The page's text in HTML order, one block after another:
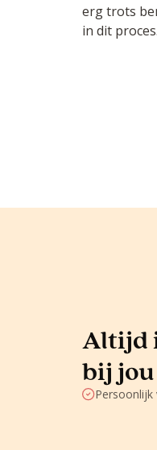
erg trots
in dit
Altijd
bij
Persoonlijk